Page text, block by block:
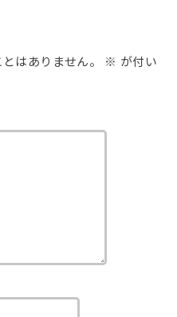
はありません。 ※ が付い